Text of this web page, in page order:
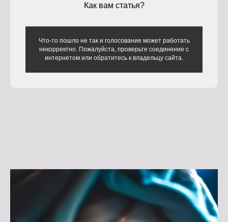
Как вам статья?
Что-то пошло не так и голосование может работать
некорректно. Пожалуйста, проверьте соединение с
интернетом или обратитесь к владельцу сайта.